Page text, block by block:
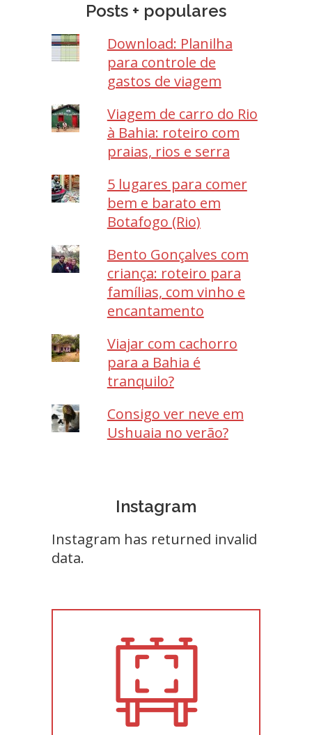
Posts + populares
Download: Planilha
para controle de
gastos de viagem
Viagem de carro do Rio
à Bahia: roteiro com
praias, rios e serra
5 lugares para comer
bem e barato em
Botafogo (Rio)
Bento Gonçalves com
criança: roteiro para
famílias, com vinho e
encantamento
Viajar com cachorro
para a Bahia é
tranquilo?
Consigo ver neve em
Ushuaia no verão?
Instagram
Instagram has returned invalid
data.